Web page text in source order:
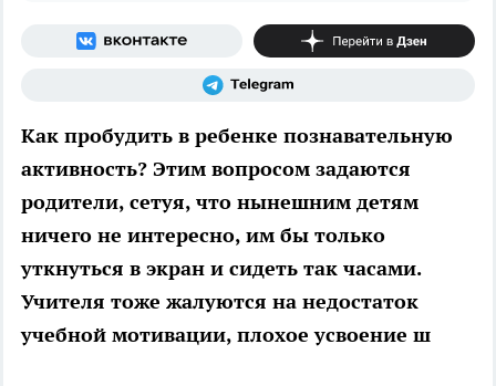
Как пробудить в ребенке познавательную
активность? Этим вопросом задаются
родители, сетуя, что нынешним детям
ничего не интересно, им бы только
уткнуться в экран и сидеть так часами.
Учителя тоже жалуются на недостаток
учебной мотивации, плохое усвоение ш